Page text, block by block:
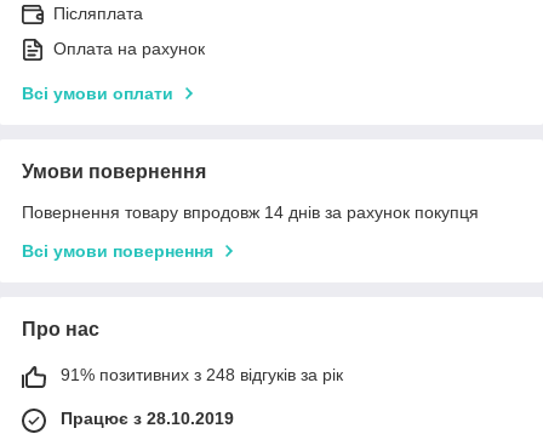
Післяплата
Оплата на рахунок
Всі умови оплати
Умови повернення
Повернення товару впродовж 14 днів за рахунок покупця
Всі умови повернення
Про нас
91% позитивних з 248 відгуків за рік
Працює з 28.10.2019